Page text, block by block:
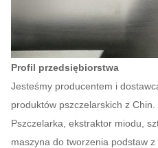
Profil przedsiębiorstwa
Jesteśmy producentem i
produktów pszczelarskich z Chin.
Pszczelarka, ekstraktor miodu,
maszyna do tworzenia podstaw